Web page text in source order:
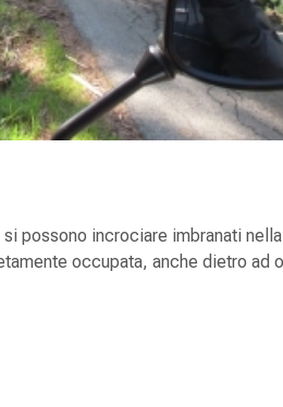
possono incrociare imbranati
occupata, anche dietro ad